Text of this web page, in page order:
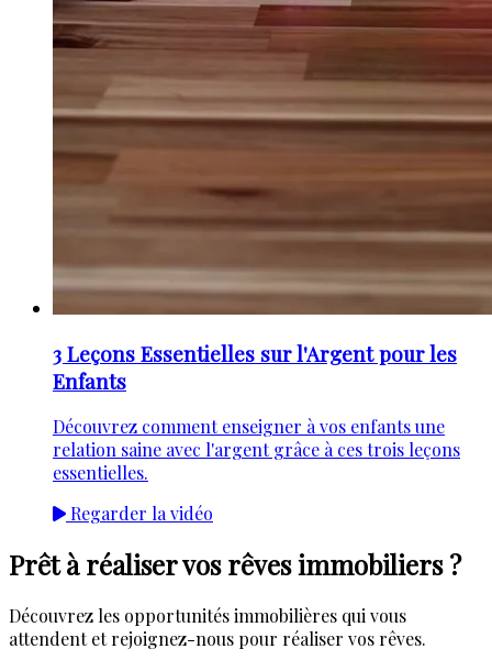
3 Leçons Essentielles sur l'Argent pour les
Enfants
Découvrez comment enseigner à vos enfants une
relation saine avec l'argent grâce à ces trois leçons
essentielles.
Regarder la vidéo
Prêt à réaliser vos rêves immobiliers ?
Découvrez les opportunités immobilières qui vous
attendent et rejoignez-nous pour réaliser vos rêves.